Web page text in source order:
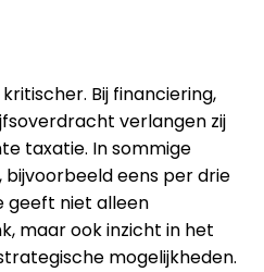
Bij financiering,
verlangen zij
taxatie. In sommige
bijvoorbeeld eens per drie
geeft niet alleen
maar ook inzicht in het
mogelijkheden.